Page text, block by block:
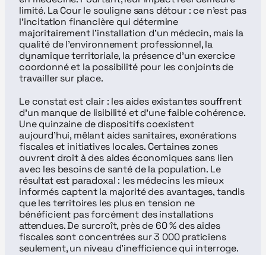
limité. La Cour le souligne sans détour : ce n’est pas
l’incitation financière qui détermine
majoritairement l’installation d’un médecin, mais la
qualité de l’environnement professionnel, la
dynamique territoriale, la présence d’un exercice
coordonné et la possibilité pour les conjoints de
travailler sur place.
Le constat est clair : les aides existantes souffrent
d’un manque de lisibilité et d’une faible cohérence.
Une quinzaine de dispositifs coexistent
aujourd’hui, mêlant aides sanitaires, exonérations
fiscales et initiatives locales. Certaines zones
ouvrent droit à des aides économiques sans lien
avec les besoins de santé de la population. Le
résultat est paradoxal : les médecins les mieux
informés captent la majorité des avantages, tandis
que les territoires les plus en tension ne
bénéficient pas forcément des installations
attendues. De surcroît, près de 60 % des aides
fiscales sont concentrées sur 3 000 praticiens
seulement, un niveau d’inefficience qui interroge.